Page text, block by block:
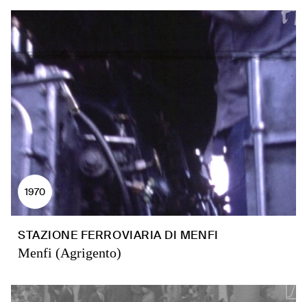
1970
STAZIONE FERROVIARIA DI MENFI
Menfi (Agrigento)